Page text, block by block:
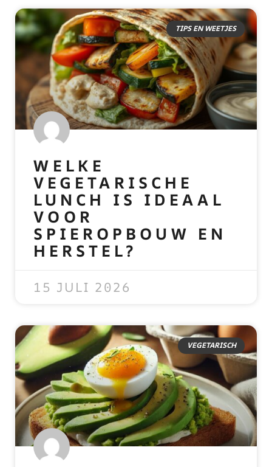
TIPS EN WEETJES
WELKE
VEGETARISCHE
LUNCH IS IDEAAL
VOOR
SPIEROPBOUW EN
HERSTEL?
15 JULI 2026
VEGETARISCH